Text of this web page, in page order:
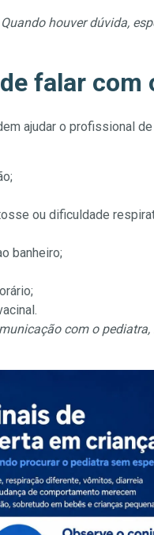
houver dúvida,
falar com
ajudar o profissional de
ou dificuldade
banheiro;
com o